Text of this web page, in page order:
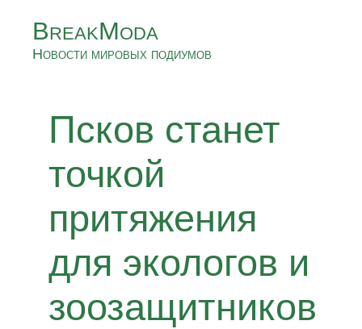
BreakModa
Новости мировых подиумов
Псков станет
точкой
притяжения
для экологов и
зоозащитников